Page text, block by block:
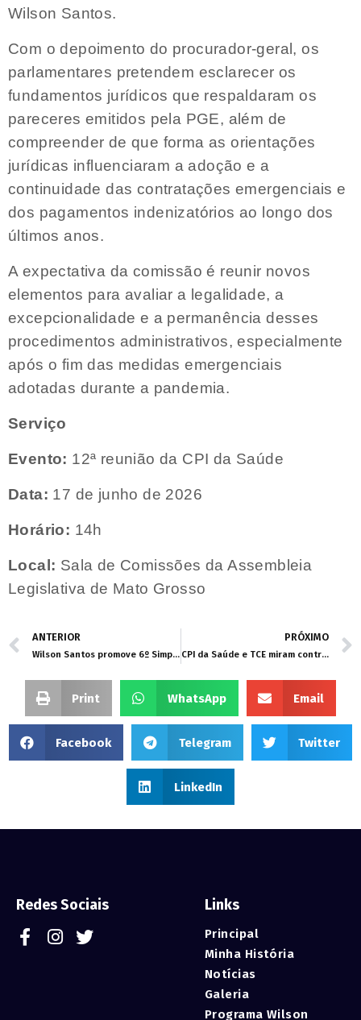
Wilson Santos.
Com o depoimento do procurador-geral, os
parlamentares pretendem esclarecer os
fundamentos jurídicos que respaldaram os
pareceres emitidos pela PGE, além de
compreender de que forma as orientações
jurídicas influenciaram a adoção e a
continuidade das contratações emergenciais e
dos pagamentos indenizatórios ao longo dos
últimos anos.
A expectativa da comissão é reunir novos
elementos para avaliar a legalidade, a
excepcionalidade e a permanência desses
procedimentos administrativos, especialmente
após o fim das medidas emergenciais
adotadas durante a pandemia.
Serviço
Evento: 12ª reunião da CPI da Saúde
Data: 17 de junho de 2026
Horário: 14h
Local: Sala de Comissões da Assembleia
Legislativa de Mato Grosso
ANTERIOR
Wilson Santos promove 6º Simpósio sobre Autismo para fortalecer rede de cuidado e inclusão em MT
PRÓXIMO
CPI da Saúde e TCE miram contratos da OSS no Hospital Regional de Cáceres
Print WhatsApp Email
Facebook Telegram Twitter
LinkedIn
Links
Principal
Minha História
Notícias
Galeria
Programa Wilson
Redes Sociais